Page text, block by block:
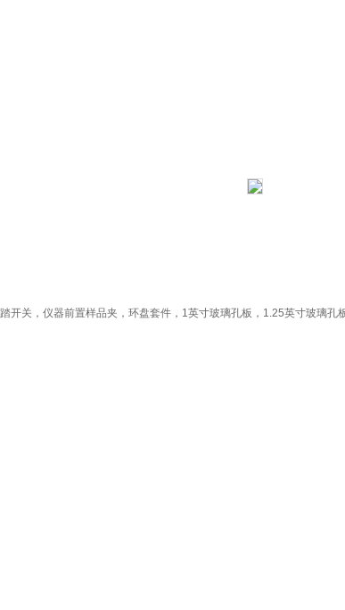
开关，仪器前置样品夹，环盘套件， 1英寸玻璃孔板， 1.25英寸玻璃孔